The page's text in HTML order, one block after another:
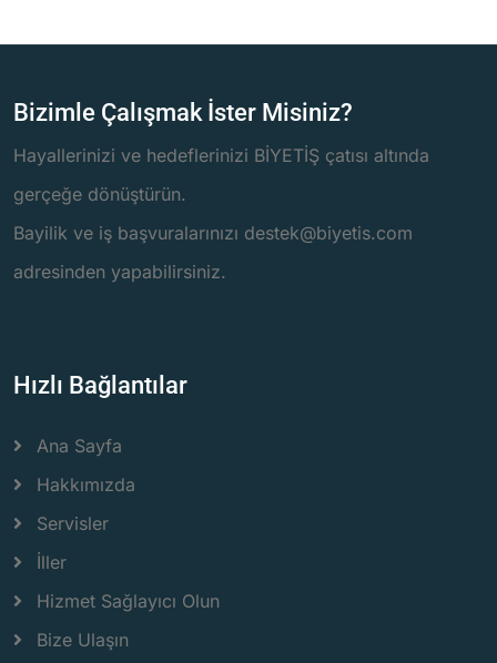
Bizimle Çalışmak İster Misiniz?
Hayallerinizi ve hedeflerinizi BİYETİŞ çatısı altında
gerçeğe dönüştürün.
Bayilik ve iş başvuralarınızı destek@biyetis.com
adresinden yapabilirsiniz.
Hızlı Bağlantılar
Ana Sayfa
Hakkımızda
Servisler
İller
Hizmet Sağlayıcı Olun
Bize Ulaşın